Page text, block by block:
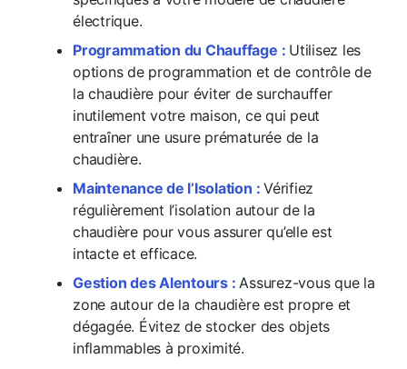
électrique.
Programmation du Chauffage : Utilisez les
options de programmation et de contrôle de
la chaudière pour éviter de surchauffer
inutilement votre maison, ce qui peut
entraîner une usure prématurée de la
chaudière.
Maintenance de l’Isolation :Vérifiez
régulièrement l’isolation autour de la
chaudière pour vous assurer qu’elle est
intacte et efficace.
Gestion des Alentours :Assurez-vous que la
zone autour de la chaudière est propre et
dégagée. Évitez de stocker des objets
inflammables à proximité.